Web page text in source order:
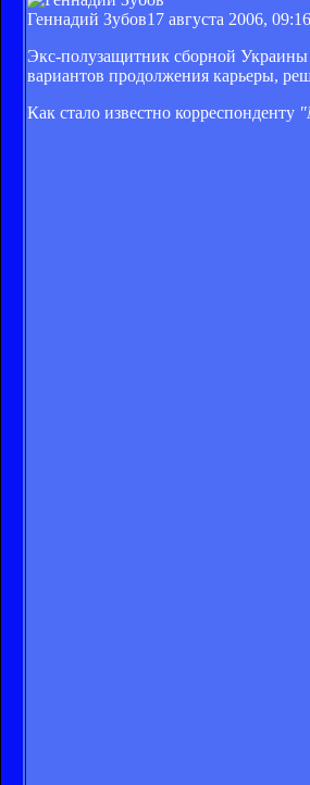
Геннадий Зубов17 августа 2006, 09:16
Экс-полузащитник сборной
вариантов продолжения карьеры,
Как стало известно корреспонденту